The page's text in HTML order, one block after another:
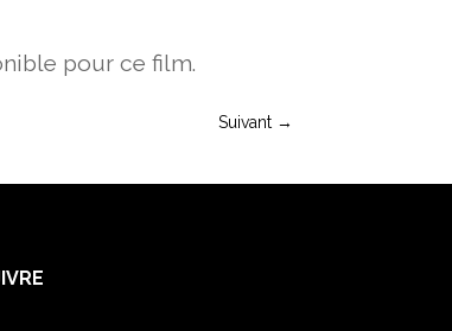
pour ce film.
Suivant→